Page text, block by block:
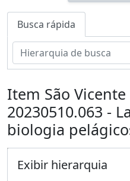
Busca rápida
Item São Vicente
20230510.063 -
biologia
Exibir hierarquia